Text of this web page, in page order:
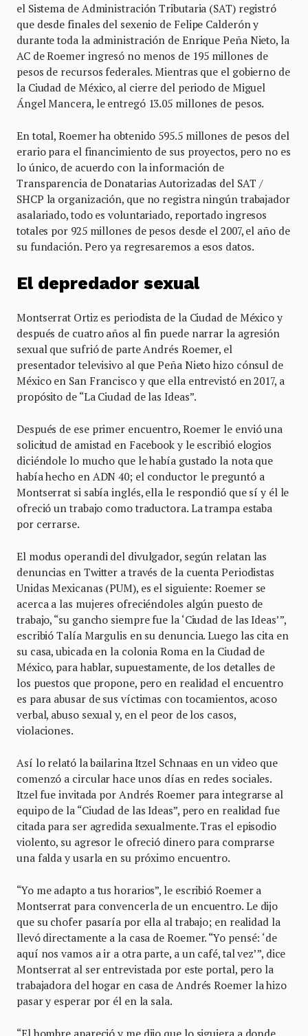
el Sistema de Administración Tributaria (SAT) registró
que desde finales del sexenio de Felipe Calderón y
durante toda la administración de Enrique Peña Nieto, la
AC de Roemer ingresó no menos de 195 millones de
pesos de recursos federales. Mientras que el gobierno de
la Ciudad de México, al cierre del periodo de Miguel
Ángel Mancera, le entregó 13.05 millones de pesos.
En total, Roemer ha obtenido 595.5 millones de pesos del
erario para el financimiento de sus proyectos, pero no es
lo único, de acuerdo con la información de
Transparencia de Donatarias Autorizadas del SAT /
SHCP la organización, que no registra ningún trabajador
asalariado, todo es voluntariado, reportado ingresos
totales por 925 millones de pesos desde el 2007, el año de
su fundación. Pero ya regresaremos a esos datos.
El depredador sexual
Montserrat Ortiz es periodista de la Ciudad de México y
después de cuatro años al fin puede narrar la agresión
sexual que sufrió de parte Andrés Roemer, el
presentador televisivo al que Peña Nieto hizo cónsul de
México en San Francisco y que ella entrevistó en 2017, a
propósito de “La Ciudad de las Ideas”.
Después de ese primer encuentro, Roemer le envió una
solicitud de amistad en Facebook y le escribió elogios
diciéndole lo mucho que le había gustado la nota que
había hecho en ADN 40; el conductor le preguntó a
Montserrat si sabía inglés, ella le respondió que sí y él le
ofreció un trabajo como traductora. La trampa estaba
por cerrarse.
El modus operandi del divulgador, según relatan las
denuncias en Twitter a través de la cuenta Periodistas
Unidas Mexicanas (PUM), es el siguiente: Roemer se
acerca a las mujeres ofreciéndoles algún puesto de
trabajo, “su gancho siempre fue la ‘Ciudad de las Ideas’”,
escribió Talía Margulis en su denuncia. Luego las cita en
su casa, ubicada en la colonia Roma en la Ciudad de
México, para hablar, supuestamente, de los detalles de
los puestos que propone, pero en realidad el encuentro
es para abusar de sus víctimas con tocamientos, acoso
verbal, abuso sexual y, en el peor de los casos,
violaciones.
Así lo relató la bailarina Itzel Schnaas en un video que
comenzó a circular hace unos días en redes sociales.
Itzel fue invitada por Andrés Roemer para integrarse al
equipo de la “Ciudad de las Ideas”, pero en realidad fue
citada para ser agredida sexualmente. Tras el episodio
violento, su agresor le ofreció dinero para comprarse
una falda y usarla en su próximo encuentro.
“Yo me adapto a tus horarios”, le escribió Roemer a
Montserrat para convencerla de un encuentro. Le dijo
que su chofer pasaría por ella al trabajo; en realidad la
llevó directamente a la casa de Roemer. “Yo pensé: ‘de
aquí nos vamos a ir a otra parte, a un café, tal vez’”, dice
Montserrat al ser entrevistada por este portal, pero la
trabajadora del hogar en casa de Andrés Roemer la hizo
pasar y esperar por él en la sala.